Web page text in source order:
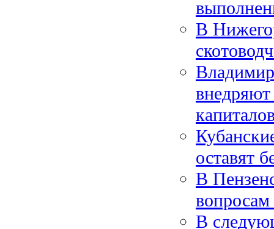
В
оставят
В
В